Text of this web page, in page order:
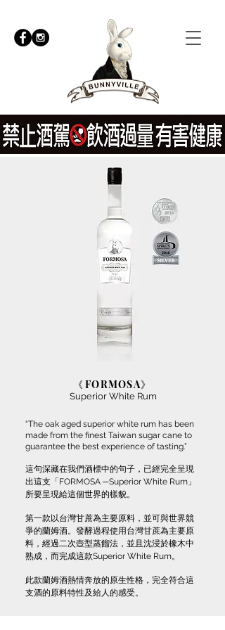
《 FORMOSA》
Superior White Rum
“The oak aged superior white rum has been
made from the finest Taiwan sugar cane to
guarantee the best experience of tasting.”
這句深藏在我們酒標中的句子，已經完全呈現
出這支「FORMOSA ─Superior White Rum」
所要呈現給這個世界的樣貌。
第一款以台灣甘蔗為主要原料，並可與世界競
爭的蘭姆酒。發酵過程使用台灣甘蔗為主要原
料，經過二次壺型蒸餾法，並且沈浸於橡木中
熟成，而完成這款Superior White Rum。
此款蘭姆酒熱情奔放的原生性格，完全符合這
支酒的原料特性及給人的感受。